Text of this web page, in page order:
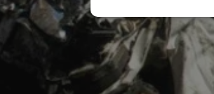
Niezbędne